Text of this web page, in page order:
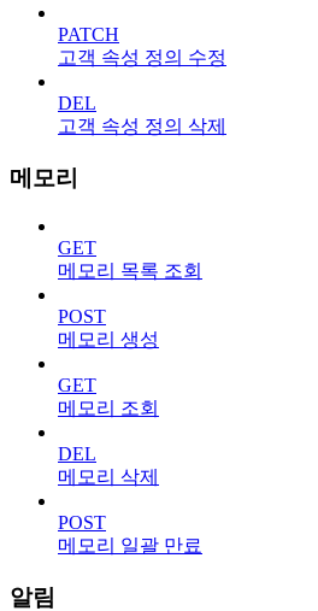
PATCH
고객 속성 정의 수정
DEL
고객 속성 정의 삭제
메모리
GET
메모리 목록 조회
POST
메모리 생성
GET
메모리 조회
DEL
메모리 삭제
POST
메모리 일괄 만료
알림